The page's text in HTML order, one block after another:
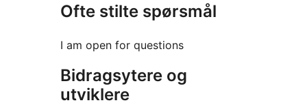
Ofte stilte spørsmål
I am open for questions
Bidragsytere og
utviklere